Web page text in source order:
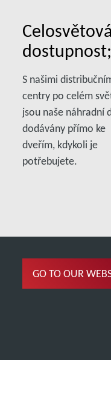
Celosvětová
dostupnost;
S našimi
centry po celém
jsou naše náhradní
dodávány přímo ke
dveřím, kdykoli je
potřebujete.
GO TO OUR